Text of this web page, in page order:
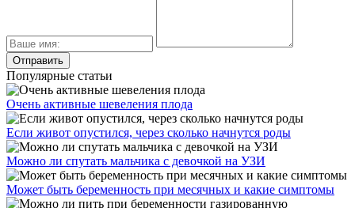
Популярные статьи
Очень активные шевеления плода
Если живот опустился, через сколько начнутся роды
Можно ли спутать мальчика с девочкой на УЗИ
Может быть беременность при месячных и какие симптомы